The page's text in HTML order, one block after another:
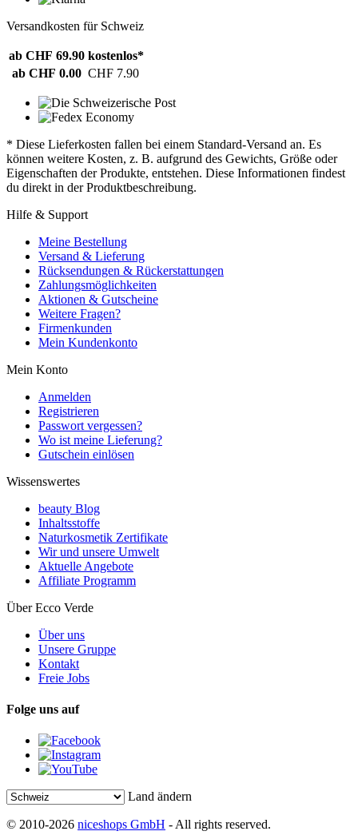
Versandkosten für Schweiz
ab CHF 69.90 kostenlos*
ab CHF 0.00 CHF 7.90
* Diese Lieferkosten fallen bei einem Standard-Versand an. Es
können weitere Kosten, z. B. aufgrund des Gewichts, Größe oder
Eigenschaften der Produkte, entstehen. Diese Informationen findest
du direkt in der Produktbeschreibung.
Hilfe & Support
Meine Bestellung
Versand & Lieferung
Rücksendungen & Rückerstattungen
Zahlungsmöglichkeiten
Aktionen & Gutscheine
Weitere Fragen?
Firmenkunden
Mein Kundenkonto
Mein Konto
Anmelden
Registrieren
Passwort vergessen?
Wo ist meine Lieferung?
Gutschein einlösen
Wissenswertes
beauty Blog
Inhaltsstoffe
Naturkosmetik Zertifikate
Wir und unsere Umwelt
Aktuelle Angebote
Affiliate Programm
Über Ecco Verde
Über uns
Unsere Gruppe
Kontakt
Freie Jobs
Folge uns auf
Land ändern
© 2010-2026 niceshops GmbH - All rights reserved.